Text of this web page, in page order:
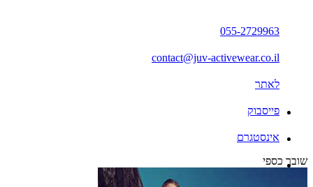
055-2729963
contact@juv-activewear.co.il
לאתר
פייסבוק
אינסטגרם
שובר כספי